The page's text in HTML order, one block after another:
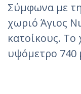
Σύμφωνα με
χωριό Άγιος
κατοίκους. Το
υψόμετρο 740